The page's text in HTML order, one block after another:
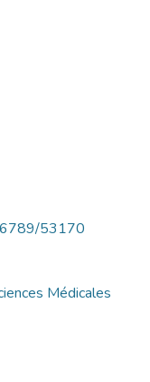
53170
Médicales